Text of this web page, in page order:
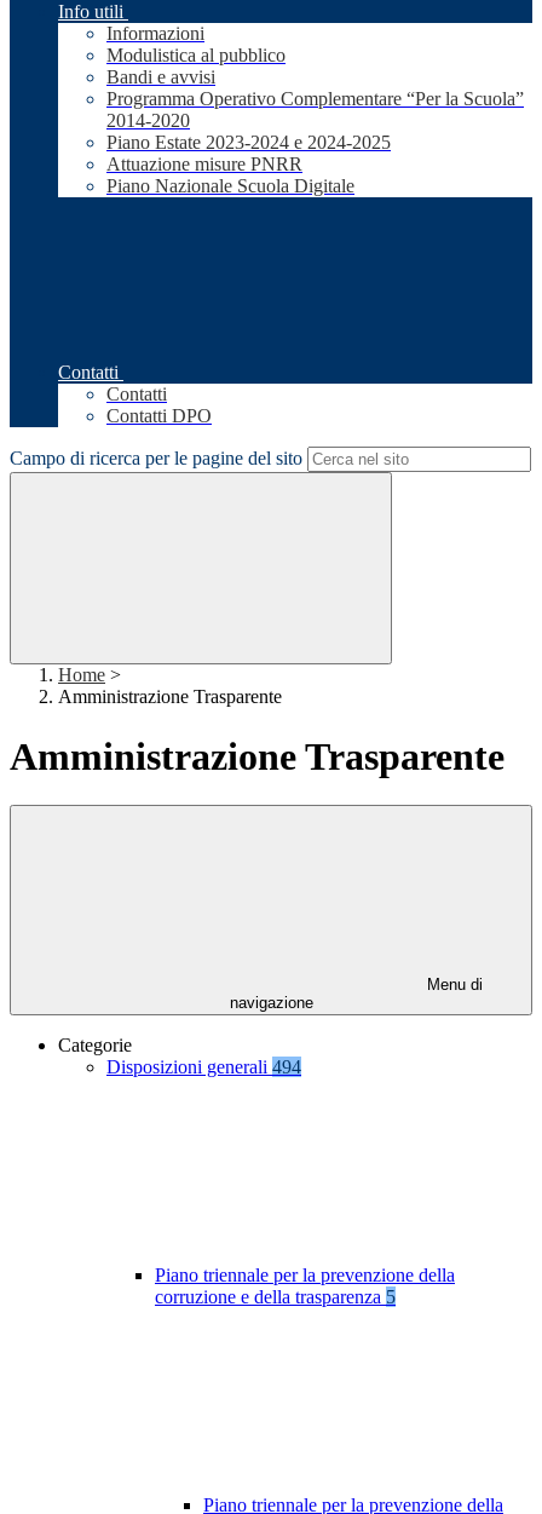
Info utili
Informazioni
Modulistica al pubblico
Bandi e avvisi
Programma Operativo Complementare “Per la Scuola”
2014-2020
Piano Estate 2023-2024 e 2024-2025
Attuazione misure PNRR
Piano Nazionale Scuola Digitale
Contatti
Contatti
Contatti DPO
Campo di ricerca per le pagine del sito
Home >
Amministrazione Trasparente
Amministrazione Trasparente
Menu di
navigazione
Categorie
Disposizioni generali 494
Piano triennale per la prevenzione della
corruzione e della trasparenza 5
Piano triennale per la prevenzione della